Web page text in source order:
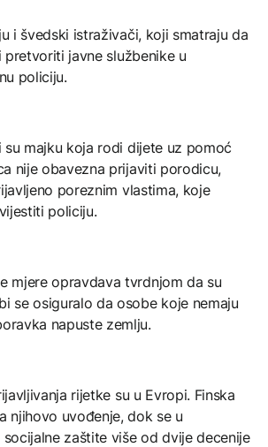
i švedski istraživači, koji smatraju da
pretvoriti javne službenike u
policiju.
su majku koja rodi dijete uz pomoć
nije obavezna prijaviti porodicu,
poreznim vlastima, koje
policiju.
mjere opravdava tvrdnjom da su
se osiguralo da osobe koje nemaju
napuste zemlju.
rijetke su u Evropi. Finska
njihovo uvođenje, dok se u
zaštite više od dvije decenije